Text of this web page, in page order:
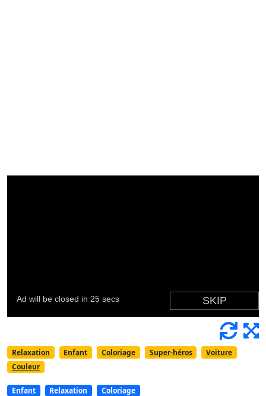
Relaxation Enfant Coloriage Super-héros
Voiture
Couleur
Enfant Relaxation Coloriage